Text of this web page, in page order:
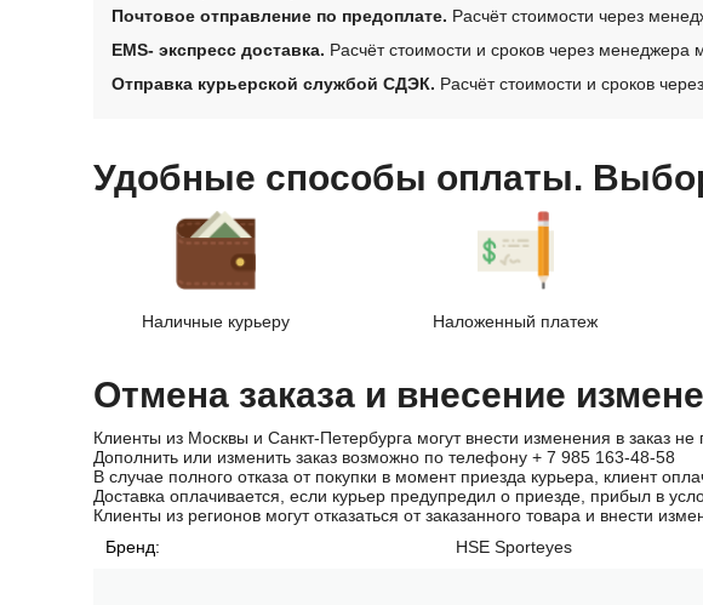
Почтовое отправление по предоплате. Расчёт стоимости через
EMS- экспресс доставка. Расчёт стоимости и сроков через менеджера
Отправка курьерской службой СДЭК. Расчёт стоимости и сроков
Удобные способы оплаты.
Наличные курьеру Наложенный платеж
Отмена заказа и внесение
Клиенты из Москвы и Санкт-Петербурга могут внести изменения в заказ не
Дополнить или изменить заказ возможно по телефону + 7 985 163-48-58
В случае полного отказа от покупки в момент приезда курьера, клиент
Доставка оплачивается, если курьер предупредил о приезде, прибыл в
Клиенты из регионов могут отказаться от заказанного товара и внести
Бренд:
HSE Sporteyes